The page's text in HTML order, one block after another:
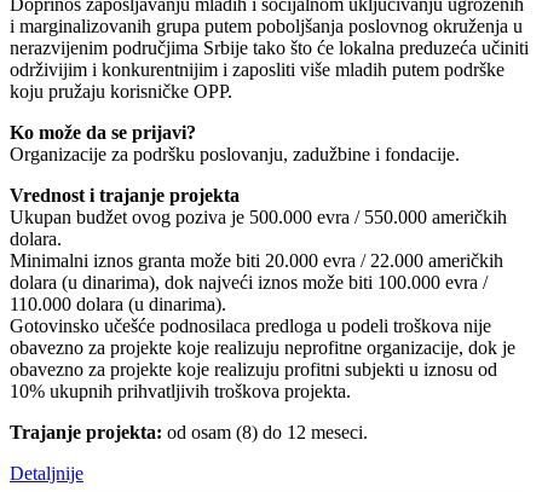
i marginalizovanih grupa putem pobolјšanja poslovnog okruženja u
nerazvijenim područjima Srbije tako što će lokalna preduzeća učiniti
održivijim i konkurentnijim i zaposliti više mladih putem podrške
koju pružaju korisničke OPP.
Ko može da se prijavi?
Organizacije za podršku poslovanju, zadužbine i fondacije.
Vrednost i trajanje projekta
Ukupan budžet ovog poziva je 500.000 evra / 550.000 američkih
dolara.
Minimalni iznos granta može biti 20.000 evra / 22.000 američkih
dolara (u dinarima), dok najveći iznos može biti 100.000 evra /
110.000 dolara (u dinarima).
Gotovinsko učešće podnosilaca predloga u podeli troškova nije
obavezno za projekte koje realizuju neprofitne organizacije, dok je
obavezno za projekte koje realizuju profitni subjekti u iznosu od
10% ukupnih prihvatlјivih troškova projekta.
Trajanje projekta: od osam (8) do 12 meseci.
Detaljnije